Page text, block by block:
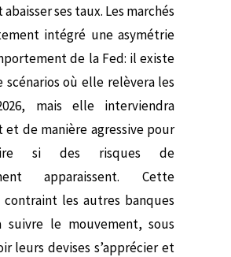
ses taux. Les marchés
intégré une asymétrie
de la Fed: il existe
scénarios où elle relèvera les
mais elle interviendra
et de manière agressive pour
si des risques de
apparaissent. Cette
contraint les autres banques
suivre le mouvement, sous
leurs devises s’apprécier et